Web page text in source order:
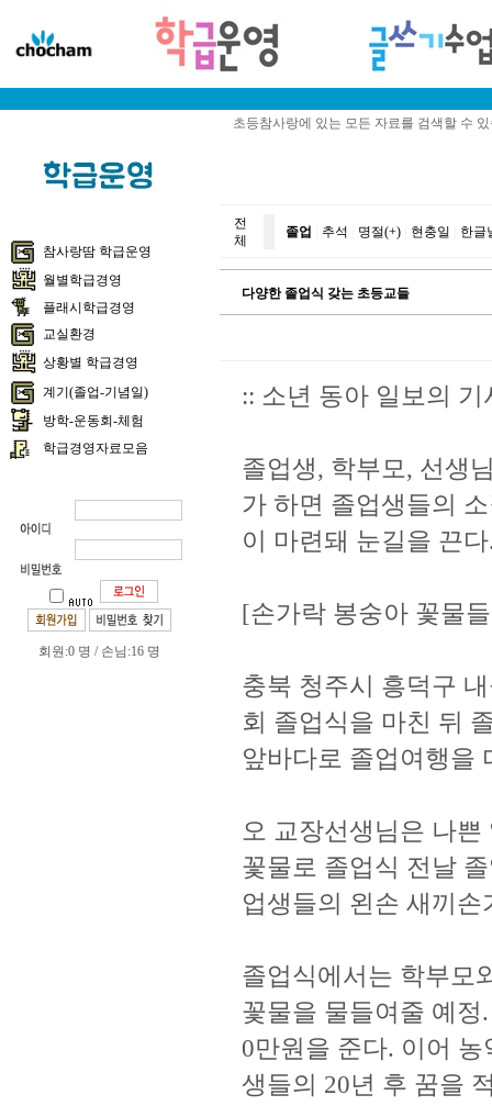
초등참사랑에 있는 모든 자료를 검색할 수
참사랑땀 학급운영
월별학급경영
플래시학급경영
교실환경
상황별 학급경영
계기(졸업-기념일)
방학-운동회-체험
학급경영자료모음
회원:0 명 / 손님:16 명
전
체
졸업 추석 명절(+) 현충일 한글
다양한 졸업식 갖는 초등교들
:: 소년 동아 일보의
졸업생, 학부모, 선생
가 하면 졸업생들의
이 마련돼 눈길을 끈
[손가락 봉숭아 꽃물
충북 청주시 흥덕구
회 졸업식을 마친 뒤
앞바다로 졸업여행을
오 교장선생님은 나
꽃물로 졸업식 전날
업생들의 왼손 새끼
졸업식에서는 학부모
꽃물을 물들여줄 예
0만원을 준다. 이어
생들의 20년 후 꿈을